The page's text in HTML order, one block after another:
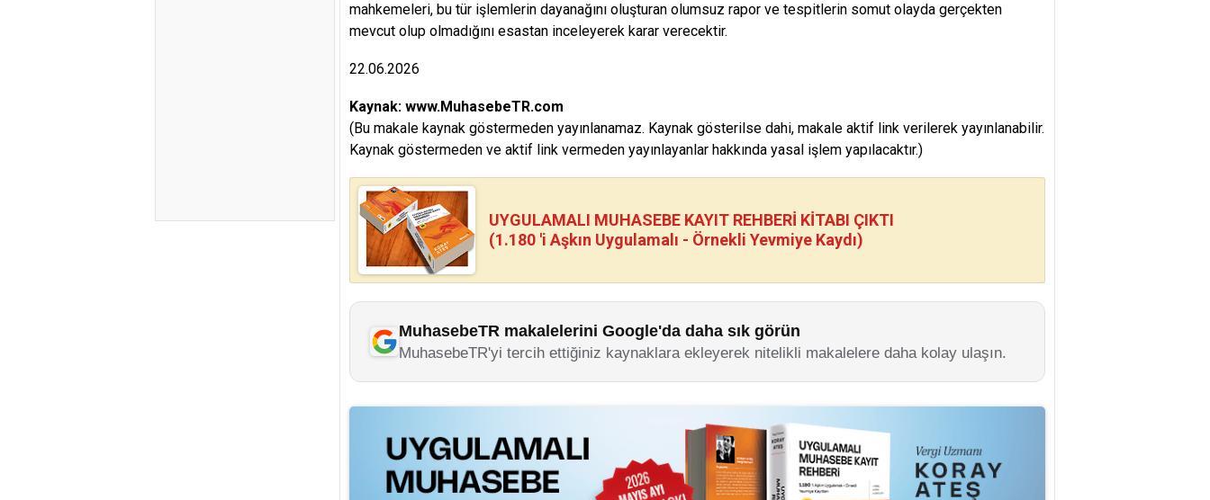
mahkemeleri, bu tür işlemlerin dayanağını oluşturan olumsuz rapor ve tespitlerin somut olayda gerçekten
mevcut olup olmadığını esastan inceleyerek karar verecektir.
22.06.2026
Kaynak: www.MuhasebeTR.com
(Bu makale kaynak göstermeden yayınlanamaz. Kaynak gösterilse dahi, makale aktif link verilerek yayınlanabilir.
Kaynak göstermeden ve aktif link vermeden yayınlayanlar hakkında yasal işlem yapılacaktır.)
UYGULAMALI MUHASEBE KAYIT REHBERİ KİTABI ÇIKTI
(1.180 'i Aşkın Uygulamalı - Örnekli Yevmiye Kaydı)
MuhasebeTR makalelerini Google'da daha sık görün
MuhasebeTR'yi tercih ettiğiniz kaynaklara ekleyerek nitelikli makalelere daha kolay ulaşın.